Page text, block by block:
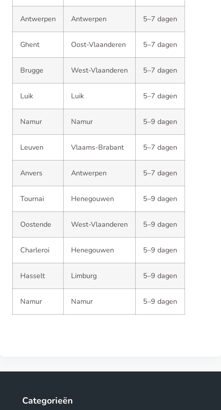
Antwerpen Antwerpen 5–7 dagen
Ghent Oost-Vlaanderen 5–7 dagen
Brugge West-Vlaanderen 5–7 dagen
Luik Luik 5–7 dagen
Namur Namur 5–9 dagen
Leuven Vlaams-Brabant 5–7 dagen
Anvers Antwerpen 5–7 dagen
Tournai Henegouwen 5–9 dagen
Oostende West-Vlaanderen 5–9 dagen
Charleroi Henegouwen 5–9 dagen
Hasselt Limburg 5–9 dagen
Namur Namur 5–9 dagen
Categorieën